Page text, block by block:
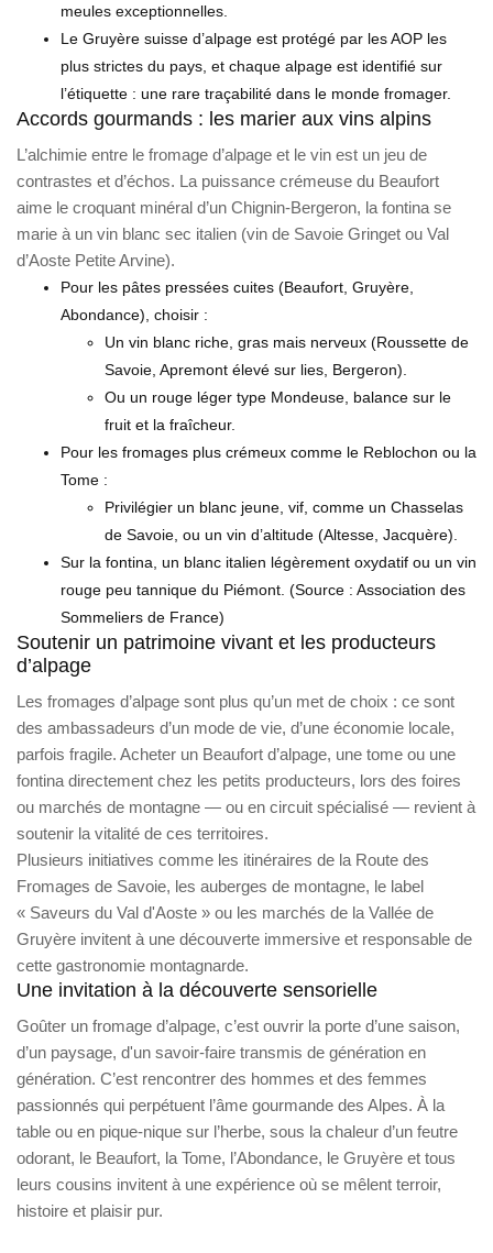
meules exceptionnelles.
Le Gruyère suisse d’alpage est protégé par les AOP les
plus strictes du pays, et chaque alpage est identifié sur
l’étiquette : une rare traçabilité dans le monde fromager.
Accords gourmands : les marier aux vins alpins
L’alchimie entre le fromage d’alpage et le vin est un jeu de
contrastes et d’échos. La puissance crémeuse du Beaufort
aime le croquant minéral d’un Chignin-Bergeron, la fontina se
marie à un vin blanc sec italien (vin de Savoie Gringet ou Val
d’Aoste Petite Arvine).
Pour les pâtes pressées cuites (Beaufort, Gruyère,
Abondance), choisir :
Un vin blanc riche, gras mais nerveux (Roussette de
Savoie, Apremont élevé sur lies, Bergeron).
Ou un rouge léger type Mondeuse, balance sur le
fruit et la fraîcheur.
Pour les fromages plus crémeux comme le Reblochon ou la
Tome :
Privilégier un blanc jeune, vif, comme un Chasselas
de Savoie, ou un vin d’altitude (Altesse, Jacquère).
Sur la fontina, un blanc italien légèrement oxydatif ou un vin
rouge peu tannique du Piémont. (Source : Association des
Sommeliers de France)
Soutenir un patrimoine vivant et les producteurs
d’alpage
Les fromages d’alpage sont plus qu’un met de choix : ce sont
des ambassadeurs d’un mode de vie, d’une économie locale,
parfois fragile. Acheter un Beaufort d’alpage, une tome ou une
fontina directement chez les petits producteurs, lors des foires
ou marchés de montagne — ou en circuit spécialisé — revient à
soutenir la vitalité de ces territoires.
Plusieurs initiatives comme les itinéraires de la Route des
Fromages de Savoie, les auberges de montagne, le label
« Saveurs du Val d'Aoste » ou les marchés de la Vallée de
Gruyère invitent à une découverte immersive et responsable de
cette gastronomie montagnarde.
Une invitation à la découverte sensorielle
Goûter un fromage d’alpage, c’est ouvrir la porte d’une saison,
d’un paysage, d'un savoir-faire transmis de génération en
génération. C’est rencontrer des hommes et des femmes
passionnés qui perpétuent l’âme gourmande des Alpes. À la
table ou en pique-nique sur l’herbe, sous la chaleur d’un feutre
odorant, le Beaufort, la Tome, l’Abondance, le Gruyère et tous
leurs cousins invitent à une expérience où se mêlent terroir,
histoire et plaisir pur.